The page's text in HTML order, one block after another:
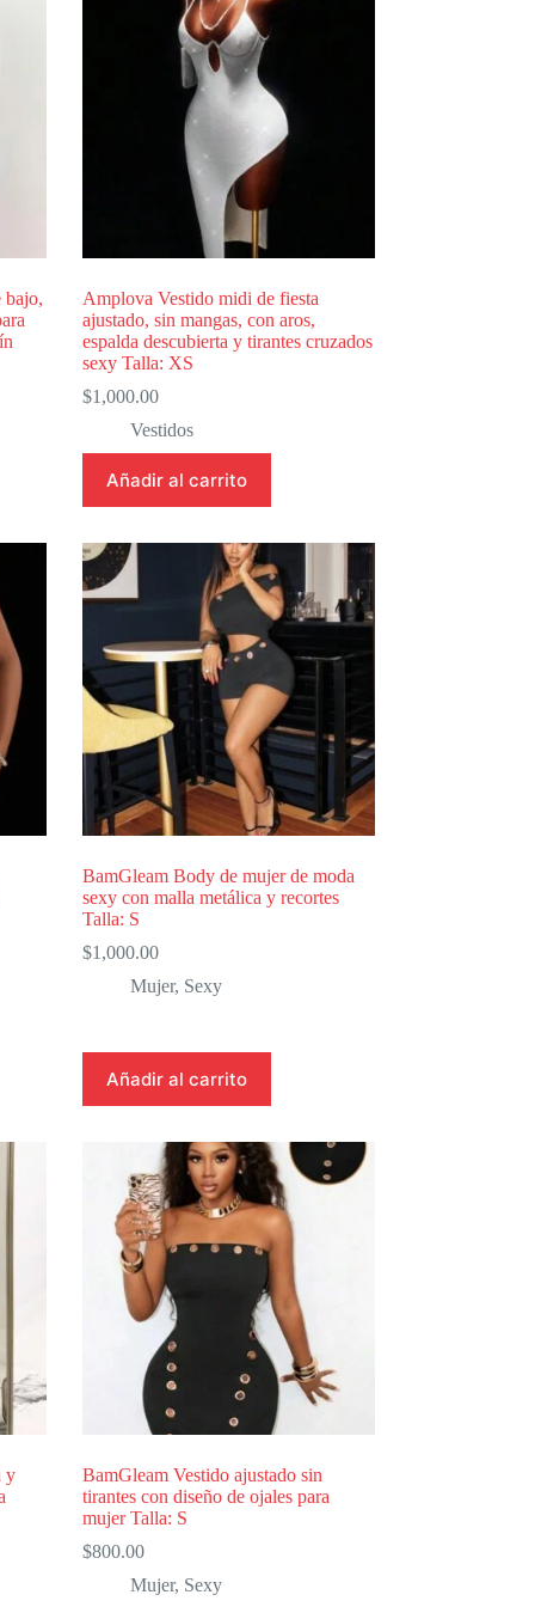
bajo,
Amplova Vestido midi de fiesta
ajustado, sin mangas, con aros,
espalda descubierta y tirantes cruzados
sexy Talla: XS
$1,000.00
Vestidos
Añadir al carrito
BamGleam Body de mujer de moda
sexy con malla metálica y recortes
Talla: S
$1,000.00
Mujer, Sexy
Añadir al carrito
y
BamGleam Vestido ajustado sin
tirantes con diseño de ojales para
mujer Talla: S
$800.00
Mujer, Sexy